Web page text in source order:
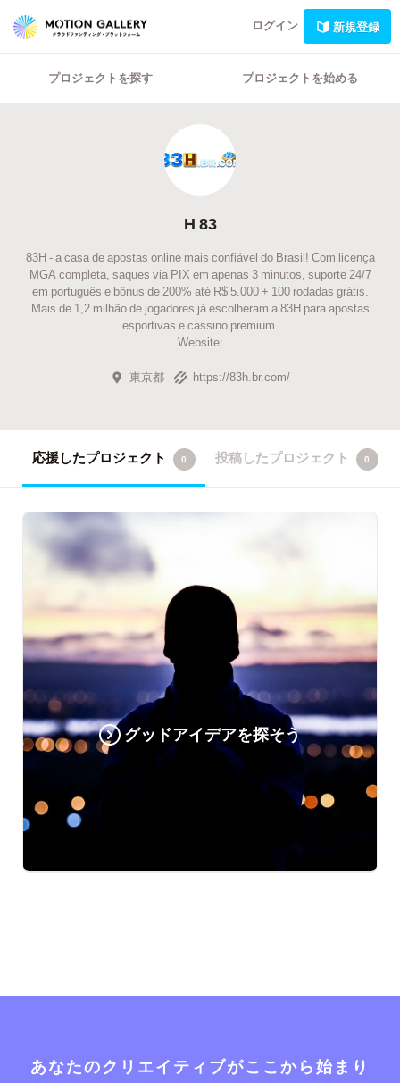
ログイン 新規登録
プロジェクトを探す プロジェクトを始める
H 83
83H - a casa de apostas online mais confiável do Brasil! Com licença
MGA completa, saques via PIX em apenas 3 minutos, suporte 24/7
em português e bônus de 200% até R$ 5.000 + 100 rodadas grátis.
Mais de 1,2 milhão de jogadores já escolheram a 83H para apostas
esportivas e cassino premium.
Website:
東京都 https://83h.br.com/
応援したプロジェクト 0 投稿したプロジェクト 0
グッドアイデアを探そう
あなたのクリエイティブがここから始まり